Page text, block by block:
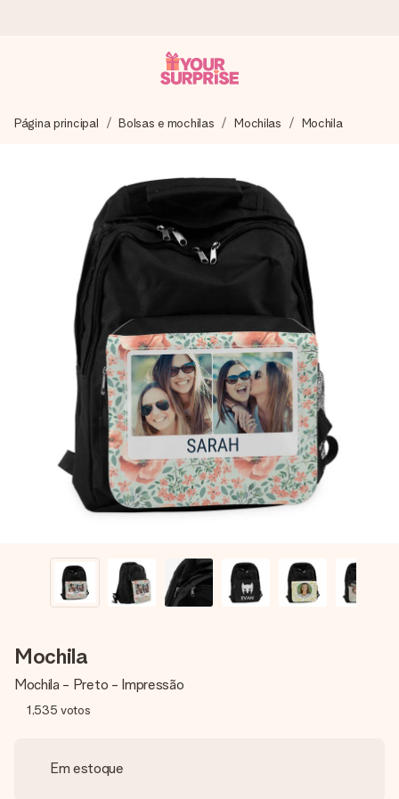
Preparamos o teu presente com toda a atenção e
4,7 (com base em +15.000 avaliações)
Os nossos presentes inspiram. Os clientes avaliam-nos
com 4,7 no Google Reviews.
Cartão com mensagem grátis
Cria algo único em apenas alguns passos - com o nome
dela, uma foto ou uma mensagem que realmente toca o
coração. Sem complicações, apenas todo o amor num
momento especial.
Página principal Bolsas e mochilas Mochilas Mochila
Mochila
Mochila - Preto - Impressão
1,535 votos
Em estoque